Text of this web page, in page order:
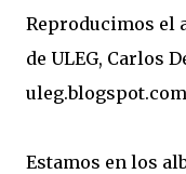
Reproducimos el
de ULEG, Carlos
uleg.blogspot.com
Estamos en los